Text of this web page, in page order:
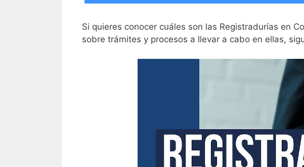
Si quieres conocer cuáles son las Registradurías en
sobre trámites y procesos a llevar a cabo en ellas,